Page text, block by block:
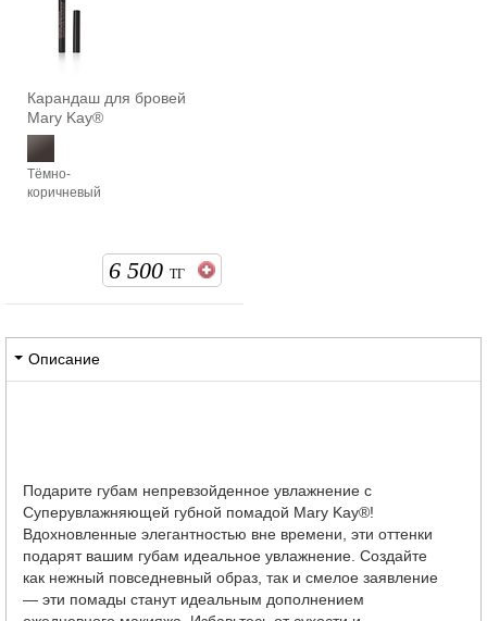
Карандаш для бровей
Mary Kay®
Тёмно-
коричневый
6 500 ТГ
Описание
Подарите губам непревзойденное увлажнение с
Суперувлажняющей губной помадой Mary Kay®!
Вдохновленные элегантностью вне времени, эти оттенки
подарят вашим губам идеальное увлажнение. Создайте
как нежный повседневный образ, так и смелое заявление
— эти помады станут идеальным дополнением